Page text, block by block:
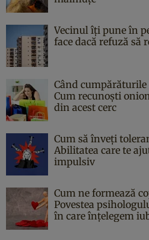
Vecinul îți pune în
face dacă refuză să
Când cumpărăturile
Cum recunoști
din acest cerc
Cum să înveți
Abilitatea care te
impulsiv
Cum ne formează
Povestea
în care înțelegem